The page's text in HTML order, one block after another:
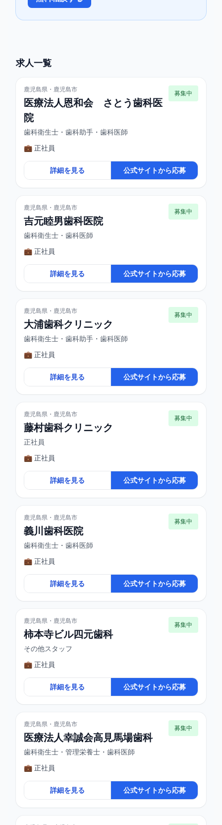
求人一覧
鹿児島県・鹿児島市
医療法人恩和会 さとう歯科医
院
歯科衛生士・歯科助手・歯科医師
募集中
💼 正社員
詳細を見る 公式サイトから応募
鹿児島県・鹿児島市
吉元睦男歯科医院
歯科衛生士・歯科医師
募集中
💼 正社員
詳細を見る 公式サイトから応募
鹿児島県・鹿児島市
大浦歯科クリニック
歯科衛生士・歯科助手・歯科医師
募集中
💼 正社員
詳細を見る 公式サイトから応募
鹿児島県・鹿児島市
藤村歯科クリニック
正社員
募集中
💼 正社員
詳細を見る 公式サイトから応募
鹿児島県・鹿児島市
義川歯科医院
歯科衛生士・歯科医師
募集中
💼 正社員
詳細を見る 公式サイトから応募
鹿児島県・鹿児島市
柿本寺ビル四元歯科
その他スタッフ
募集中
💼 正社員
詳細を見る 公式サイトから応募
鹿児島県・鹿児島市
医療法人幸誠会高見馬場歯科
歯科衛生士・管理栄養士・歯科医師
募集中
💼 正社員
詳細を見る 公式サイトから応募